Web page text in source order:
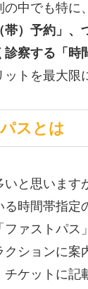
中でも特に、
帯）予約」、
診察する「時
ットを最大限
スとは
いと思います
る時間帯指定
ファストパ
クションに案
チケットに記